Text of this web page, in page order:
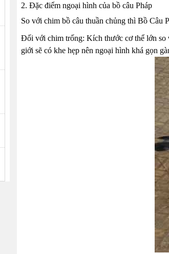
2. Đặc điểm ngoại hình của bồ câu Pháp
So với chim bồ câu thuần chủng thì Bồ Câu
Đối với chim trống: Kích thước cơ thể lớn so
giới sẽ có khe hẹp nên ngoại hình khá gọn